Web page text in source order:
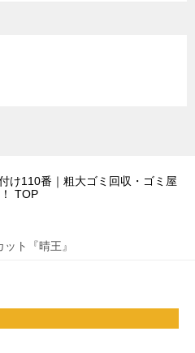
け110番｜粗大ゴミ回収・ゴミ屋
TOP
ト『晴王』